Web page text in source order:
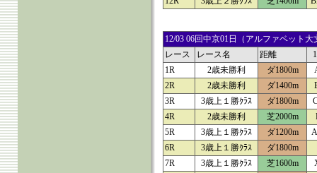
12/03 06回中京01日（アルファベット
レース
レース名 距離
1R
2歳未勝利 ダ1800m
2R
2歳未勝利 ダ1400m
3R
3歳上１勝ｸﾗｽ ダ1800m
4R
2歳未勝利 芝2000m
5R
3歳上１勝ｸﾗｽ ダ1200m
6R
3歳上１勝ｸﾗｽ
ダ1800m
7R
3歳上１勝ｸﾗｽ 芝1600m